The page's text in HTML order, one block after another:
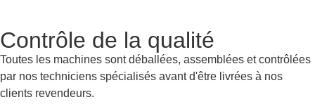
Contrôle de la qualité
Toutes les machines sont déballées, assemblées et contrôlées
par nos techniciens spécialisés avant d'être livrées à nos
clients revendeurs.